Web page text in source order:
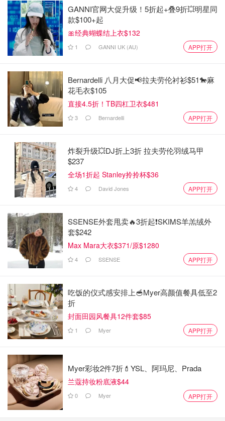
GANNI官网大促升级！5折起+叠9折💥明星同
款$100+起
🎀经典蝴蝶结上衣$132
1 GANNI UK (AU) APP打开
Bernardelli 八月大促📢拉夫劳伦衬衫$51🐎麻
花毛衣$105
直接4.5折！TB四杠卫衣$481
3 Bernardelli APP打开
炸裂升级💥DJ折上3折 拉夫劳伦羽绒马甲
$237
全场1折起 Stanley拎拎杯$36
4 David Jones APP打开
SSENSE外套甩卖🔥3折起❗SKIMS羊羔绒外
套$242
Max Mara大衣$371/原$1280
4 SSENSE APP打开
吃饭的仪式感安排上🥣Myer高颜值餐具低至2
折
封面田园风餐具12件套$85
1 Myer APP打开
Myer彩妆2件7折💄YSL、阿玛尼、Prada
兰蔻持妆粉底液$44
0 Myer APP打开